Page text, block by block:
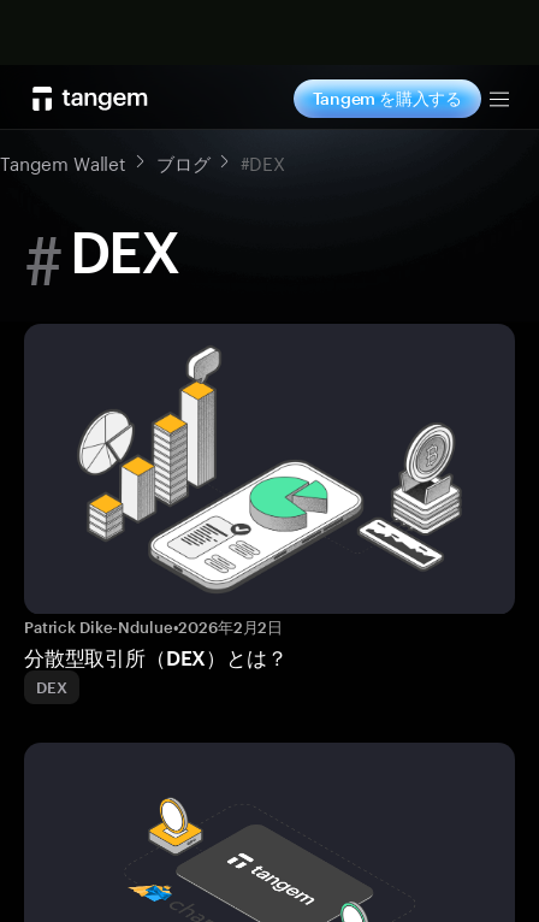
Tangem を購入する
Tangem Wallet ブログ #DEX
# DEX
Patrick Dike-Ndulue•2026年2月2日
分散型取引所（DEX）とは？
DEX